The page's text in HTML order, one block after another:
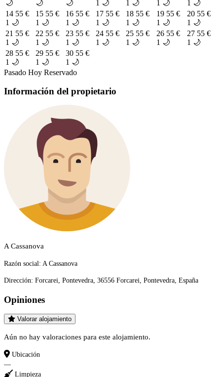
🌙
🌙
🌙
1 🌙
1 🌙
1 🌙
1 🌙
14 55 €
1 🌙
15 55 €
1 🌙
16 55 €
1 🌙
17 55 €
1 🌙
18 55 €
1 🌙
19 55 €
1 🌙
20 55 €
1 🌙
21 55 €
1 🌙
22 55 €
1 🌙
23 55 €
1 🌙
24 55 €
1 🌙
25 55 €
1 🌙
26 55 €
1 🌙
27 55 €
1 🌙
28 55 €
1 🌙
29 55 €
1 🌙
30 55 €
1 🌙
Pasado Hoy Reservado
Información del propietario
A Cassanova
Razón social: A Cassanova
Dirección: Forcarei, Pontevedra, 36556 Forcarei, Pontevedra, España
Opiniones
Valorar alojamiento
Aún no hay valoraciones para este alojamiento.
Ubicación
—
Limpieza